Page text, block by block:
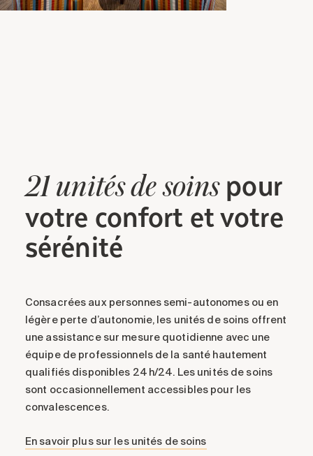
21 unitésde soinspour
votre confort et votre
sérénité
Consacrées aux personnes semi-autonomes ou en
légère perte d’autonomie, les unités de soins offrent
une assistance sur mesure quotidienne avec une
équipe de professionnels de la santé hautement
qualifiés disponibles 24 h/24. Les unités de soins
sont occasionnellement accessibles pour les
convalescences.
En savoir plus sur les unités de soins